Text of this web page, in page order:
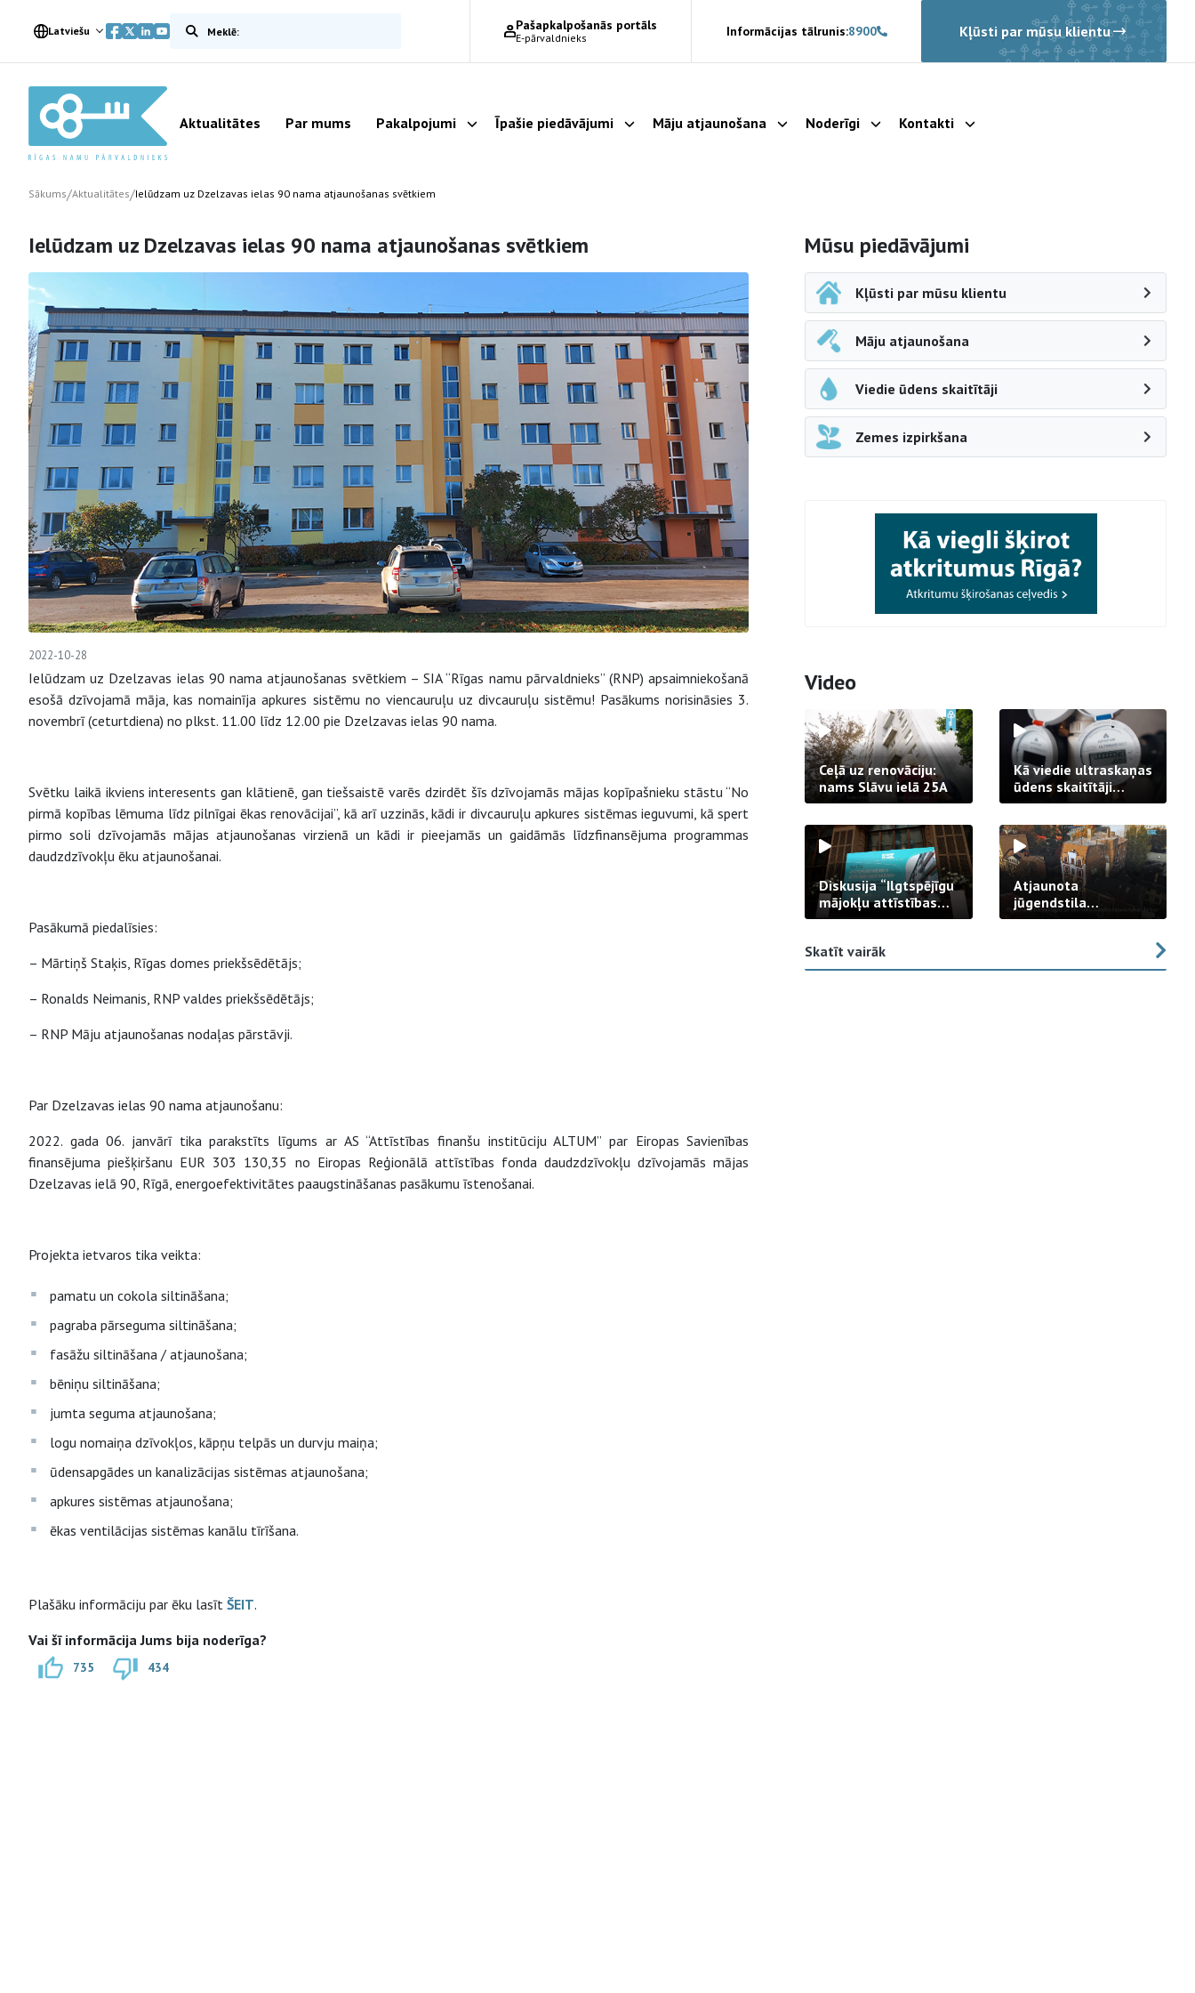
Latviešu Meklēt vietnē Pašapkalpošanās portāls
E-pārvaldnieks Informācijas tālrunis:8900 Kļūsti par mūsu klientu
Aktualitātes Par mums Pakalpojumi Parādīt apakšizvēlni
Īpašie piedāvājumi Parādīt apakšizvēlni
Māju atjaunošana Parādīt apakšizvēlni
Noderīgi Parādīt apakšizvēlni
Kontakti Parādīt apakšizvēlni
Sākums/Aktualitātes/Ielūdzam uz Dzelzavas ielas 90 nama atjaunošanas svētkiem
Ielūdzam uz Dzelzavas ielas 90 nama atjaunošanas svētkiem
2022-10-28
Ielūdzam uz Dzelzavas ielas 90 nama atjaunošanas svētkiem – SIA “Rīgas namu pārvaldnieks” (RNP) apsaimniekošanā
esošā dzīvojamā māja, kas nomainīja apkures sistēmu no viencauruļu uz divcauruļu sistēmu! Pasākums norisināsies 3.
novembrī (ceturtdiena) no plkst. 11.00 līdz 12.00 pie Dzelzavas ielas 90 nama.
Svētku laikā ikviens interesents gan klātienē, gan tiešsaistē varēs dzirdēt šīs dzīvojamās mājas kopīpašnieku stāstu “No
pirmā kopības lēmuma līdz pilnīgai ēkas renovācijai”, kā arī uzzinās, kādi ir divcauruļu apkures sistēmas ieguvumi, kā spert
pirmo soli dzīvojamās mājas atjaunošanas virzienā un kādi ir pieejamās un gaidāmās līdzfinansējuma programmas
daudzdzīvokļu ēku atjaunošanai.
Pasākumā piedalīsies:
– Mārtiņš Staķis, Rīgas domes priekšsēdētājs;
– Ronalds Neimanis, RNP valdes priekšsēdētājs;
– RNP Māju atjaunošanas nodaļas pārstāvji.
Par Dzelzavas ielas 90 nama atjaunošanu:
2022. gada 06. janvārī tika parakstīts līgums ar AS “Attīstības finanšu institūciju ALTUM” par Eiropas Savienības
finansējuma piešķiršanu EUR 303 130,35 no Eiropas Reģionālā attīstības fonda daudzdzīvokļu dzīvojamās mājas
Dzelzavas ielā 90, Rīgā, energoefektivitātes paaugstināšanas pasākumu īstenošanai.
Projekta ietvaros tika veikta:
pamatu un cokola siltināšana;
pagraba pārseguma siltināšana;
fasāžu siltināšana / atjaunošana;
bēniņu siltināšana;
jumta seguma atjaunošana;
logu nomaiņa dzīvokļos, kāpņu telpās un durvju maiņa;
ūdensapgādes un kanalizācijas sistēmas atjaunošana;
apkures sistēmas atjaunošana;
ēkas ventilācijas sistēmas kanālu tīrīšana.
Plašāku informāciju par ēku lasīt ŠEIT.
Vai šī informācija Jums bija noderīga?
735 434
Sāna navigācija
Mūsu piedāvājumi
Kļūsti par mūsu klientu
Māju atjaunošana
Viedie ūdens skaitītāji
Zemes izpirkšana
Video
Ceļā uz renovāciju:
nams Slāvu ielā 25A
Kā viedie ultraskaņas
ūdens skaitītāji
strādā praksē
Diskusija “Ilgtspējīgu
mājokļu attīstības
izaicinājums”
Atjaunota
jūgendstila
arhitektūras pērles
Skatīt vairāk